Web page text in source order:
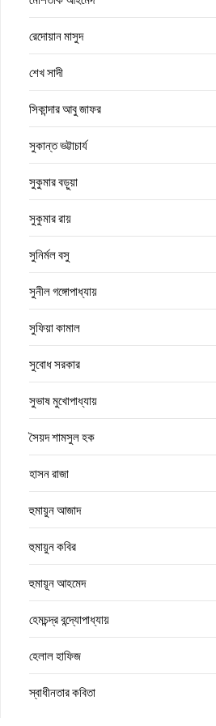
রেদোয়ান মাসুদ
শেখ সাদী
সিকান্দার আবু জাফর
সুকান্ত ভট্টাচার্য
সুকুমার বড়ুয়া
সুকুমার রায়
সুনির্মল বসু
সুনীল গঙ্গোপাধ্যায়
সুফিয়া কামাল
সুবোধ সরকার
সুভাষ মুখোপাধ্যায়
সৈয়দ শামসুল হক
হাসন রাজা
হুমায়ুন আজাদ
হুমায়ুন কবির
হুমায়ূন আহমেদ
হেমচন্দ্র বন্দ্যোপাধ্যায়
হেলাল হাফিজ
স্বাধীনতার কবিতা